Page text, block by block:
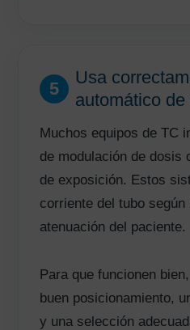
5
Usa
automático
Muchos equipos de TC
de modulación de dosis
de exposición. Estos
corriente del tubo
atenuación del paciente.
Para que funcionen
buen posicionamiento,
y una selección